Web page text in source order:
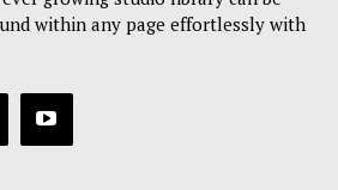
within any page effortlessly with